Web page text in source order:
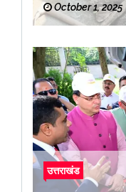
October 1, 2025
उत्तराखंड